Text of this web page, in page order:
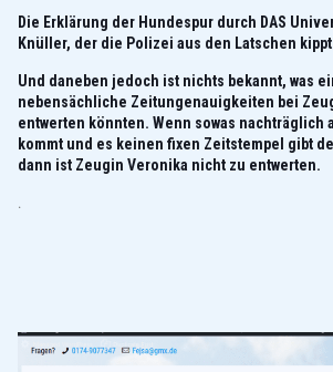
Die Erklärung der Hundespur durch DAS
Knüller, der die Polizei aus den Latschen
Und daneben jedoch ist nichts bekannt, was
nebensächliche Zeitungenauigkeiten bei
entwerten könnten. Wenn sowas nachträglich
kommt und es keinen fixen Zeitstempel gibt
dann ist Zeugin Veronika nicht zu entwerten.
.